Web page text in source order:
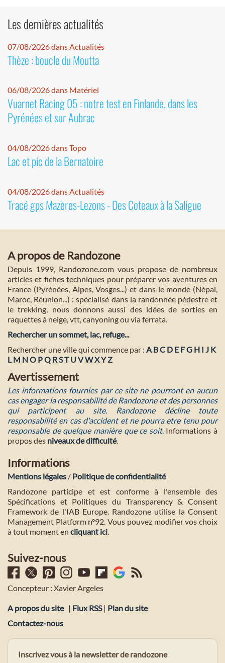
Les dernières actualités
07/08/2026 dans Actualités
Thèze : boucle du Moutta
06/08/2026 dans Matériel
Vuarnet Racing 05 : notre test en Finlande, dans les
Pyrénées et sur Aubrac
04/08/2026 dans Topo
Lac et pic de la Bernatoire
04/08/2026 dans Actualités
Tracé gps Mazères-Lezons - Des Coteaux à la Saligue
A propos de Randozone
Depuis 1999, Randozone.com vous propose de nombreux
articles et fiches techniques pour préparer vos aventures en
France (Pyrénées, Alpes, Vosges...) et dans le monde (Népal,
Maroc, Réunion...) : spécialisé dans la randonnée pédestre et
le trekking, nous donnons aussi des idées de sorties en
raquettes à neige, vtt, canyoning ou via ferrata.
Rechercher un sommet, lac, refuge...
Rechercher une ville qui commence par : A BC D E FG H I J K
L M NO PQ R ST U VWXY Z
Avertissement
Les informations fournies par ce site ne pourront en aucun
cas engager la responsabilité de Randozone et des personnes
qui participent au site. Randozone décline toute
responsabilité en cas d'accident et ne pourra etre tenu pour
responsable de quelque manière que ce soit. Informations à
propos des niveaux de difficulté.
Informations
Mentions légales / Politique de confidentialité
Randozone participe et est conforme à l'ensemble des
Spécifications et Politiques du Transparency & Consent
Framework de l'IAB Europe. Randozone utilise la Consent
Management Platform n°92. Vous pouvez modifier vos choix
à tout moment en cliquant ici
Suivez-nous
Concepteur : Xavier Argeles
A propos du site | Flux RSS| Plan du site
Contactez-nous
Inscrivez vous à la newsletter de randozone